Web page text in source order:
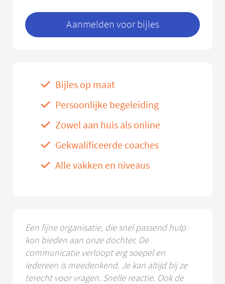
Aanmelden voor bijles
Bijles op maat
Persoonlijke begeleiding
Zowel aan huis als online
Gekwalificeerde coaches
Alle vakken en niveaus
Een fijne organisatie, die snel passend hulp
kon bieden aan onze dochter. De
communicatie verloopt erg soepel en
iedereen is meedenkend. Je kan altijd bij ze
terecht voor vragen. Snelle reactie. Ook de